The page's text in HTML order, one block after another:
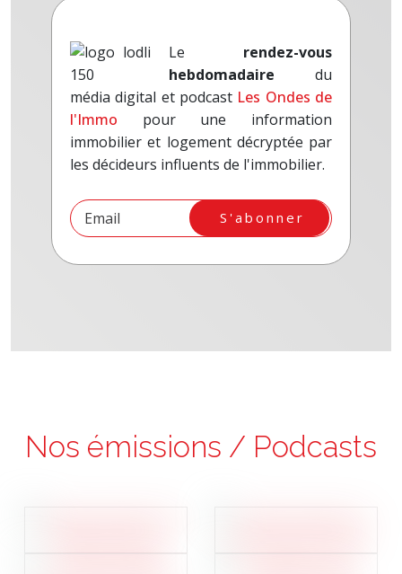
Le rendez-vous
hebdomadaire du
média digital et podcast Les Ondes de
l'Immo pour une information
immobilier et logement décryptée par
les décideurs influents de l'immobilier.
S'abonner
Nos émissions / Podcasts